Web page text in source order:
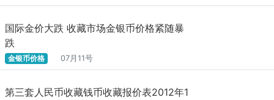
国际金价大跌 收藏市场金银币价格紧随暴
跌
金银币价格 07月11号
第三套人民币收藏钱币收藏报价表2012年1